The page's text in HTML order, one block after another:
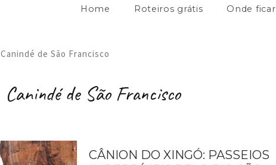
Home Roteiros grátis Onde ficar
Canindé de São Francisco
Canindé de São Francisco
CÂNION DO XINGÓ: PASSEIOS